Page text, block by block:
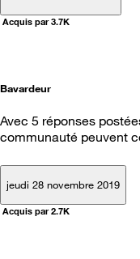
Acquis par 3.7K
Bavardeur
Avec 5 réponses
communauté peuvent
jeudi 28 novembre 2019
Acquis par 2.7K